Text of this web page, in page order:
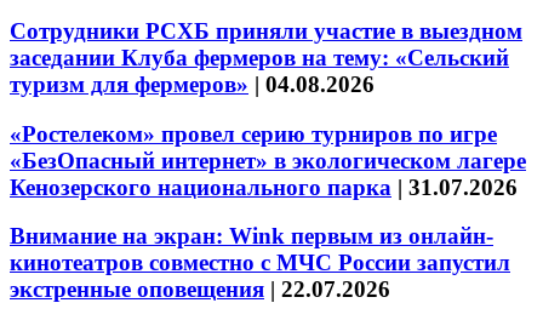
Сотрудники РСХБ приняли участие в выездном
заседании Клуба фермеров на тему: «Сельский
туризм для фермеров» | 04.08.2026
«Ростелеком» провел серию турниров по игре
«БезОпасный интернет» в экологическом лагере
Кенозерского национального парка | 31.07.2026
Внимание на экран: Wink первым из онлайн-
кинотеатров совместно с МЧС России запустил
экстренные оповещения | 22.07.2026